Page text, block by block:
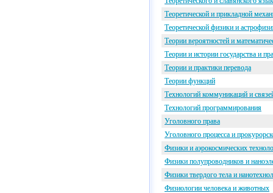
Теоретической и прикладной
Теоретической физики и
Теории вероятностей и
Теории и истории государства и
Теории и практики перевода
Теории функций
Технологий коммуникаций и
Технологий программирования
Уголовного права
Уголовного процесса и
Физики и аэрокосмических
Физики полупроводников и
Физики твердого тела и
Физиологии человека и животных